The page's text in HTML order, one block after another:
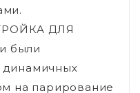
ДЛЯ
были
на парирование